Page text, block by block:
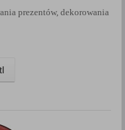
prezentów, dekorowania